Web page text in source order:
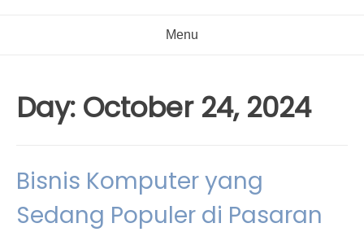
Menu
Day: October 24, 2024
Bisnis Komputer yang
Sedang Populer di Pasaran